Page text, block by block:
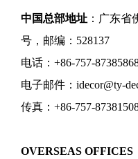
中国总部地址 ：广东省
号，邮编：528137
电话：+86-757-
电子邮件：idecor@ty-
传真：+86-757-
OVERSEAS OFFICES